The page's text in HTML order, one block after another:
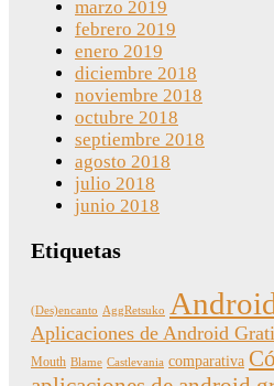
marzo 2019
febrero 2019
enero 2019
diciembre 2018
noviembre 2018
octubre 2018
septiembre 2018
agosto 2018
julio 2018
junio 2018
Etiquetas
(Des)encanto AggRetsuko
Aplicaciones de Android
Mouth Blame Castlevania comparativa